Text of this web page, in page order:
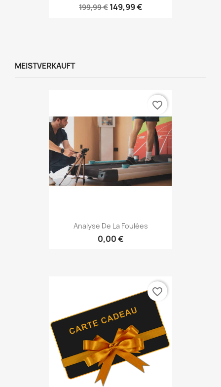
199,99 € 149,99 €
MEISTVERKAUFT
Analyse De La Foulées
0,00 €
favorite_border
favorite_border